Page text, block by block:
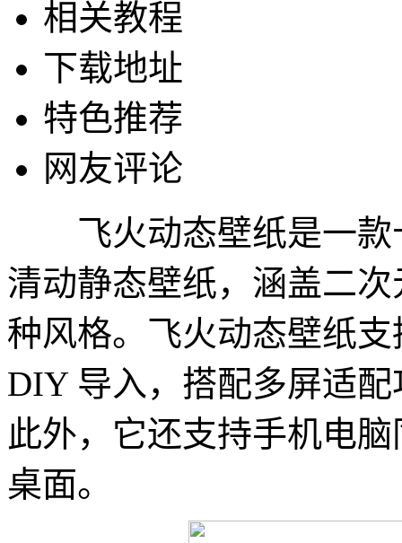
相关教程
下载地址
特色推荐
网友评论
飞火动态壁纸是一款
清动静态壁纸，涵盖二
种风格。飞火动态壁纸
DIY 导入，搭配多屏适
此外，它还支持手机电
桌面。